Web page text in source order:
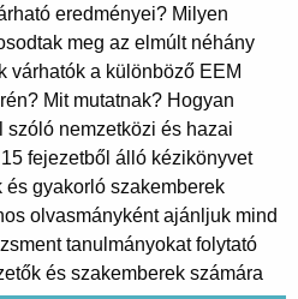
eredményei? Milyen
meg az elmúlt néhány
várhatók a különböző EEM
Mit mutatnak? Hogyan
nemzetközi és hazai
fejezetből álló kézikönyvet
és gyakorló szakemberek
olvasmányként ajánljuk mind
tanulmányokat folytató
és szakemberek számára